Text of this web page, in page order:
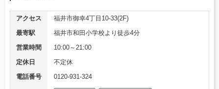
アクセス
福井市御幸4丁目10-33(2F)
最寄駅
福井市和田小学校より徒歩4分
営業時間
10:00～21:00
定休日
不定休
電話番号
0120-931-324